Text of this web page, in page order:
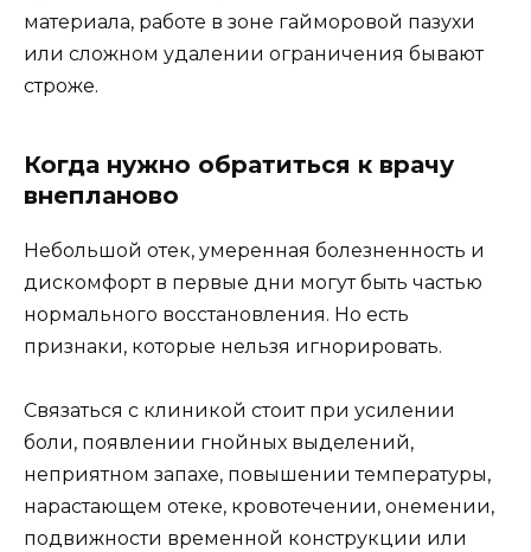
материала, работе в зоне гайморовой пазухи
или сложном удалении ограничения бывают
строже.
Когда нужно обратиться к врачу
внепланово
Небольшой отек, умеренная болезненность и
дискомфорт в первые дни могут быть частью
нормального восстановления. Но есть
признаки, которые нельзя игнорировать.
Связаться с клиникой стоит при усилении
боли, появлении гнойных выделений,
неприятном запахе, повышении температуры,
нарастающем отеке, кровотечении, онемении,
подвижности временной конструкции или